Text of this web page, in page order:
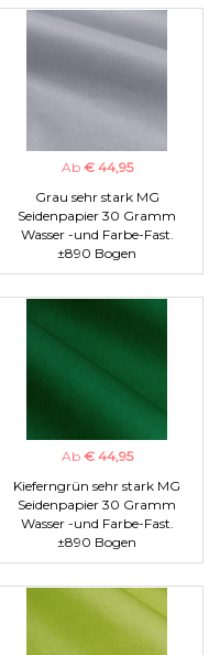
Ab € 44,95
Grau sehr stark MG
Seidenpapier 30 Gramm
Wasser -und Farbe-Fast.
±890 Bogen
Ab € 44,95
Kieferngrün sehr stark MG
Seidenpapier 30 Gramm
Wasser -und Farbe-Fast.
±890 Bogen